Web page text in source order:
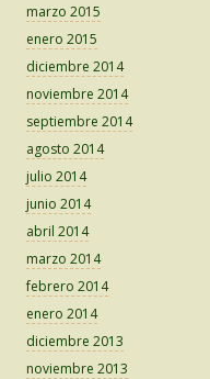
marzo 2015
enero 2015
diciembre 2014
noviembre 2014
septiembre 2014
agosto 2014
julio 2014
junio 2014
abril 2014
marzo 2014
febrero 2014
enero 2014
diciembre 2013
noviembre 2013